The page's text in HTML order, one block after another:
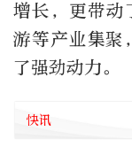
增长，更带动
游等产业集
了强劲动力。
快讯